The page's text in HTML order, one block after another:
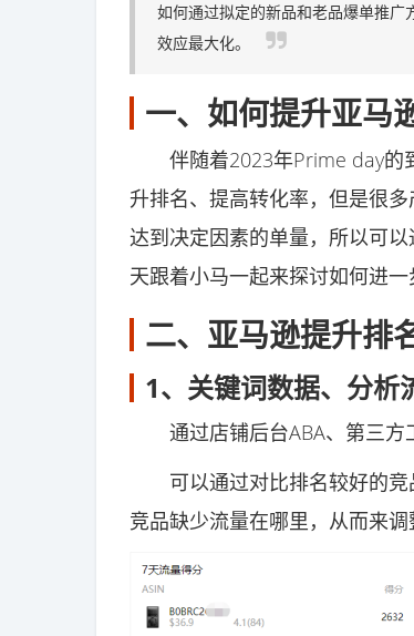
如何通过拟定的新品和老品爆单推
效应最大化。
一、如何提升亚马
伴随着2023年Prime day的
升排名、提高转化率，但是很
达到决定因素的单量，所以可
天跟着小马一起来探讨如何进一
二、亚马逊提升排
1、关键词数据、分析
通过店铺后台ABA、第三方
可以通过对比排名较好的竞
竞品缺少流量在哪里，从而来调